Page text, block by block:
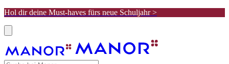
Hol dir deine Must-haves fürs neue Schuljahr >